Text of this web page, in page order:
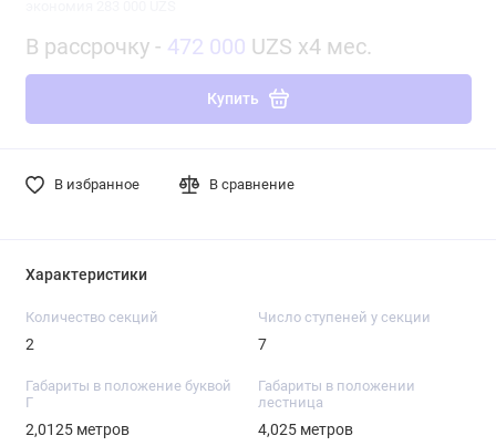
В рассрочку - 472 000 UZS x4 мес.
Купить
В избранное В сравнение
Характеристики
Количество секций
2
Число ступеней у секции
7
Габариты в положение буквой
Г
2,0125 метров
Габариты в положении
лестница
4,025 метров